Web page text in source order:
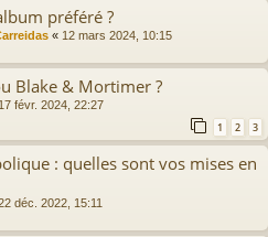
préféré ?
« 12 mars 2024, 10:15
Blake & Mortimer ?
17 févr. 2024, 22:27
1 2 3
: quelles sont vos mises en
déc. 2022, 15:11